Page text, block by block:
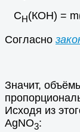
СН(КОН) =
Согласно
Значит,
Исходя из
AgNO3: